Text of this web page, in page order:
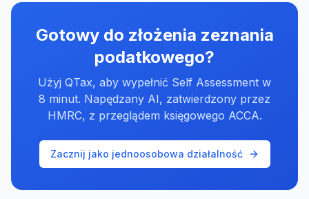
Gotowy do złożenia zeznania
podatkowego?
Użyj QTax, aby wypełnić Self Assessment w
8 minut. Napędzany AI, zatwierdzony przez
HMRC, z przeglądem księgowego ACCA.
Zacznij jako jednoosobowa działalność